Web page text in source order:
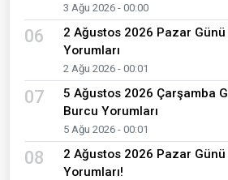
3 Ağu 2026 - 00:00
06
2 Ağustos 2026 Pazar
Yorumları
2 Ağu 2026 - 00:01
07
5 Ağustos 2026 Çarşamba
Burcu Yorumları
5 Ağu 2026 - 00:01
08
2 Ağustos 2026 Pazar
Yorumları!